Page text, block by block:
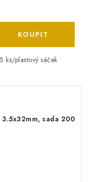
ks/plastový sáček
sada 200